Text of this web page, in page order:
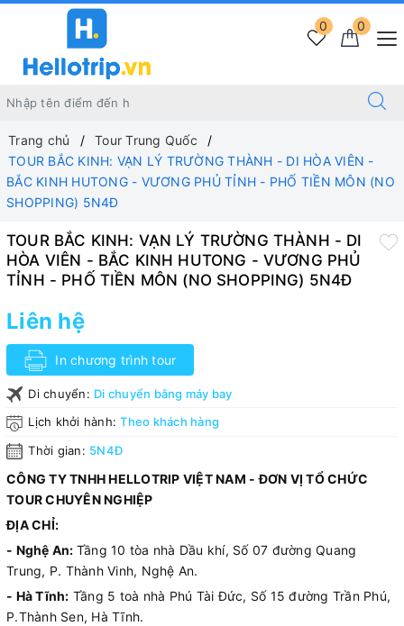
0
0
Trang chủ
Tour Trung Quốc
TOUR BẮC KINH: VẠN LÝ TRƯỜNG THÀNH - DI HÒA VIÊN -
BẮC KINH HUTONG - VƯƠNG PHỦ TỈNH - PHỐ TIỀN MÔN (NO
SHOPPING) 5N4Đ
TOUR BẮC KINH: VẠN LÝ TRƯỜNG THÀNH - DI
HÒA VIÊN - BẮC KINH HUTONG - VƯƠNG PHỦ
TỈNH - PHỐ TIỀN MÔN (NO SHOPPING) 5N4Đ
Liên hệ
In chương trình tour
Di chuyển: Di chuyển bằng máy bay
Lịch khởi hành:Theo khách hàng
Thời gian: 5N4Đ
CÔNG TY TNHH HELLOTRIP VIỆT NAM - ĐƠN VỊ TỔ CHỨC
TOUR CHUYÊN NGHIỆP
ĐỊA CHỈ:
- Nghệ An: Tầng 10 tòa nhà Dầu khí, Số 07 đường Quang
Trung, P. Thành Vinh, Nghệ An.
- Hà Tĩnh: Tầng 5 toà nhà Phú Tài Đức, Số 15 đường Trần Phú,
P.Thành Sen, Hà Tĩnh.